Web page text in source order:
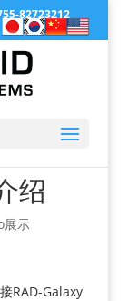
82723212
绍
展示
RAD-Galaxy